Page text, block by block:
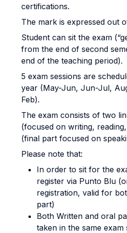
certifications.
The mark is expressed out
Student can sit the exam
from the end of second
end of the teaching period).
5 exam sessions are
year (May-Jun, Jun-Jul,
Feb).
The exam consists of two
(focused on writing,
(final part focused on
Please note that:
In order to sit for the
register via Punto Blu
registration, valid for
part)
Both Written and oral
taken in the same